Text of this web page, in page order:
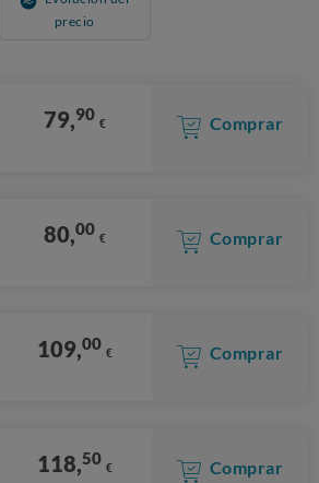
precio
79,90 € Comprar
80,00 € Comprar
109,00 € Comprar
118,50 € Comprar